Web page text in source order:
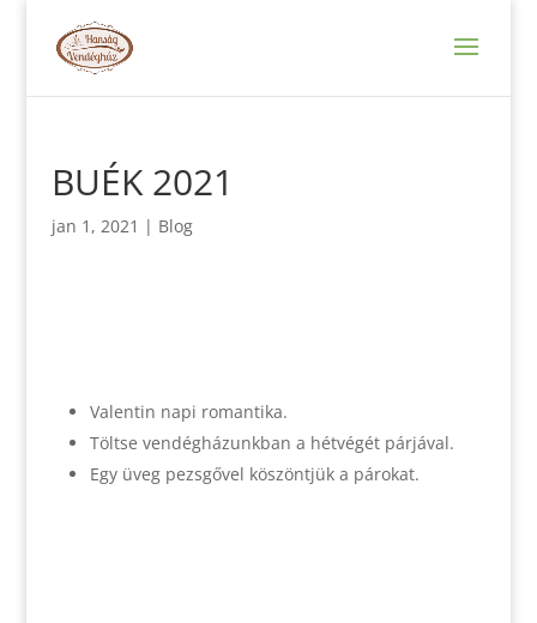
BUÉK 2021
jan 1, 2021 | Blog
Valentin napi romantika.
Töltse vendégházunkban a hétvégét párjával.
Egy üveg pezsgővel köszöntjük a párokat.